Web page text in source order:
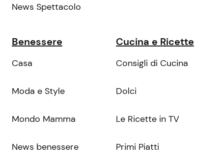
News Spettacolo
Benessere
Casa
Moda e Style
Mondo Mamma
News benessere
Cucina e Ricette
Consigli di Cucina
Dolci
Le Ricette in TV
Primi Piatti